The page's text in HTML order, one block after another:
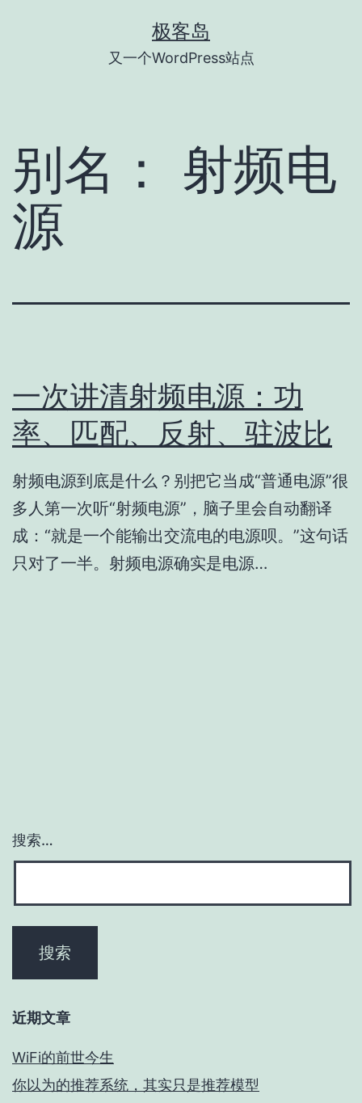
极客岛
又一个WordPress站点
别名： 射频电
源
一次讲清射频电源：功
率、匹配、反射、驻波比
射频电源到底是什么？别把它当成“普通电源”很
多人第一次听“射频电源”，脑子里会自动翻译
成：“就是一个能输出交流电的电源呗。”这句话
只对了一半。射频电源确实是电源…
搜索…
近期文章
WiFi的前世今生
你以为的推荐系统，其实只是推荐模型